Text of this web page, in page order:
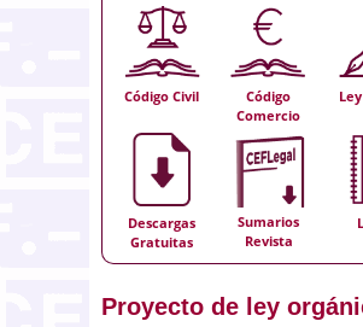
Código Civil
Código
Comercio
Descargas
Gratuitas
Sumarios
Revista
Proyecto de ley